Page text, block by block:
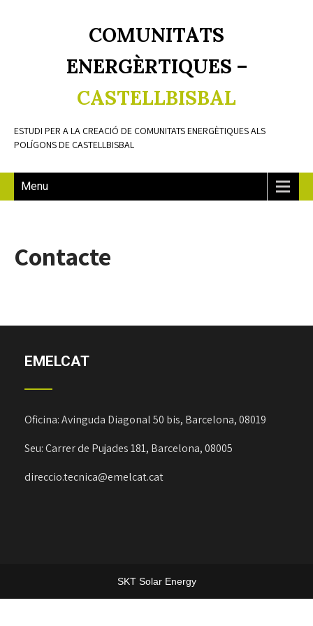
COMUNITATS
ENERGÈRTIQUES –
CASTELLBISBAL
ESTUDI PER A LA CREACIÓ DE COMUNITATS ENERGÈTIQUES ALS
POLÍGONS DE CASTELLBISBAL
Menu
Contacte
EMELCAT
Oficina: Avinguda Diagonal 50 bis, Barcelona, 08019
Seu: Carrer de Pujades 181, Barcelona, 08005
direccio.tecnica@emelcat.cat
SKT Solar Energy